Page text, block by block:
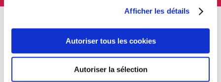
Afficher les détails
Autoriser tous les cookies
Autoriser la sélection
À PROPOS
L'auto-édition
OFFRES
Remises quantités -42%
Avantages libraires -30%